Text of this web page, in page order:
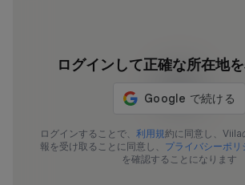
ログインして正確な所在地
ログインすることで、 利用規約に同意し、Viila
報を受け取ることに同意し、 プライバシーポリ
を確認することになります